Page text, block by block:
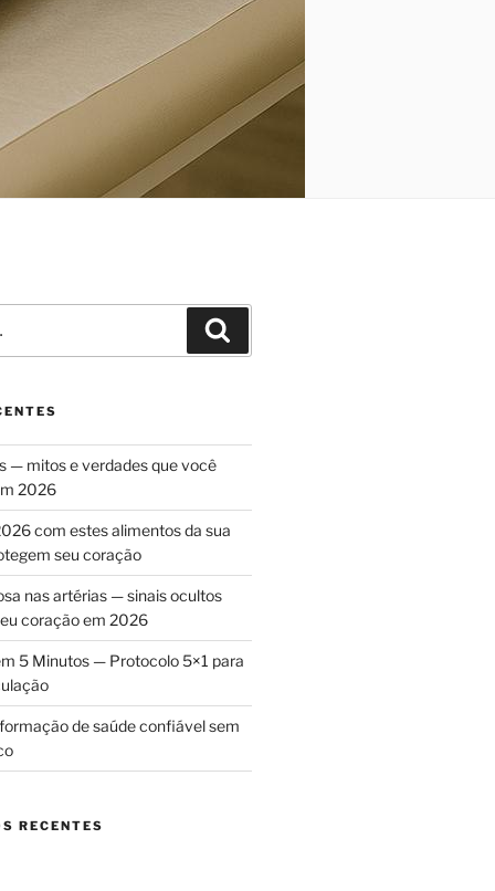
— mitos e verdades que você
2026
com estes alimentos da sua
seu coração
nas artérias — sinais ocultos
coração em 2026
5 Minutos — Protocolo 5×1 para
de saúde confiável sem
RECENTES